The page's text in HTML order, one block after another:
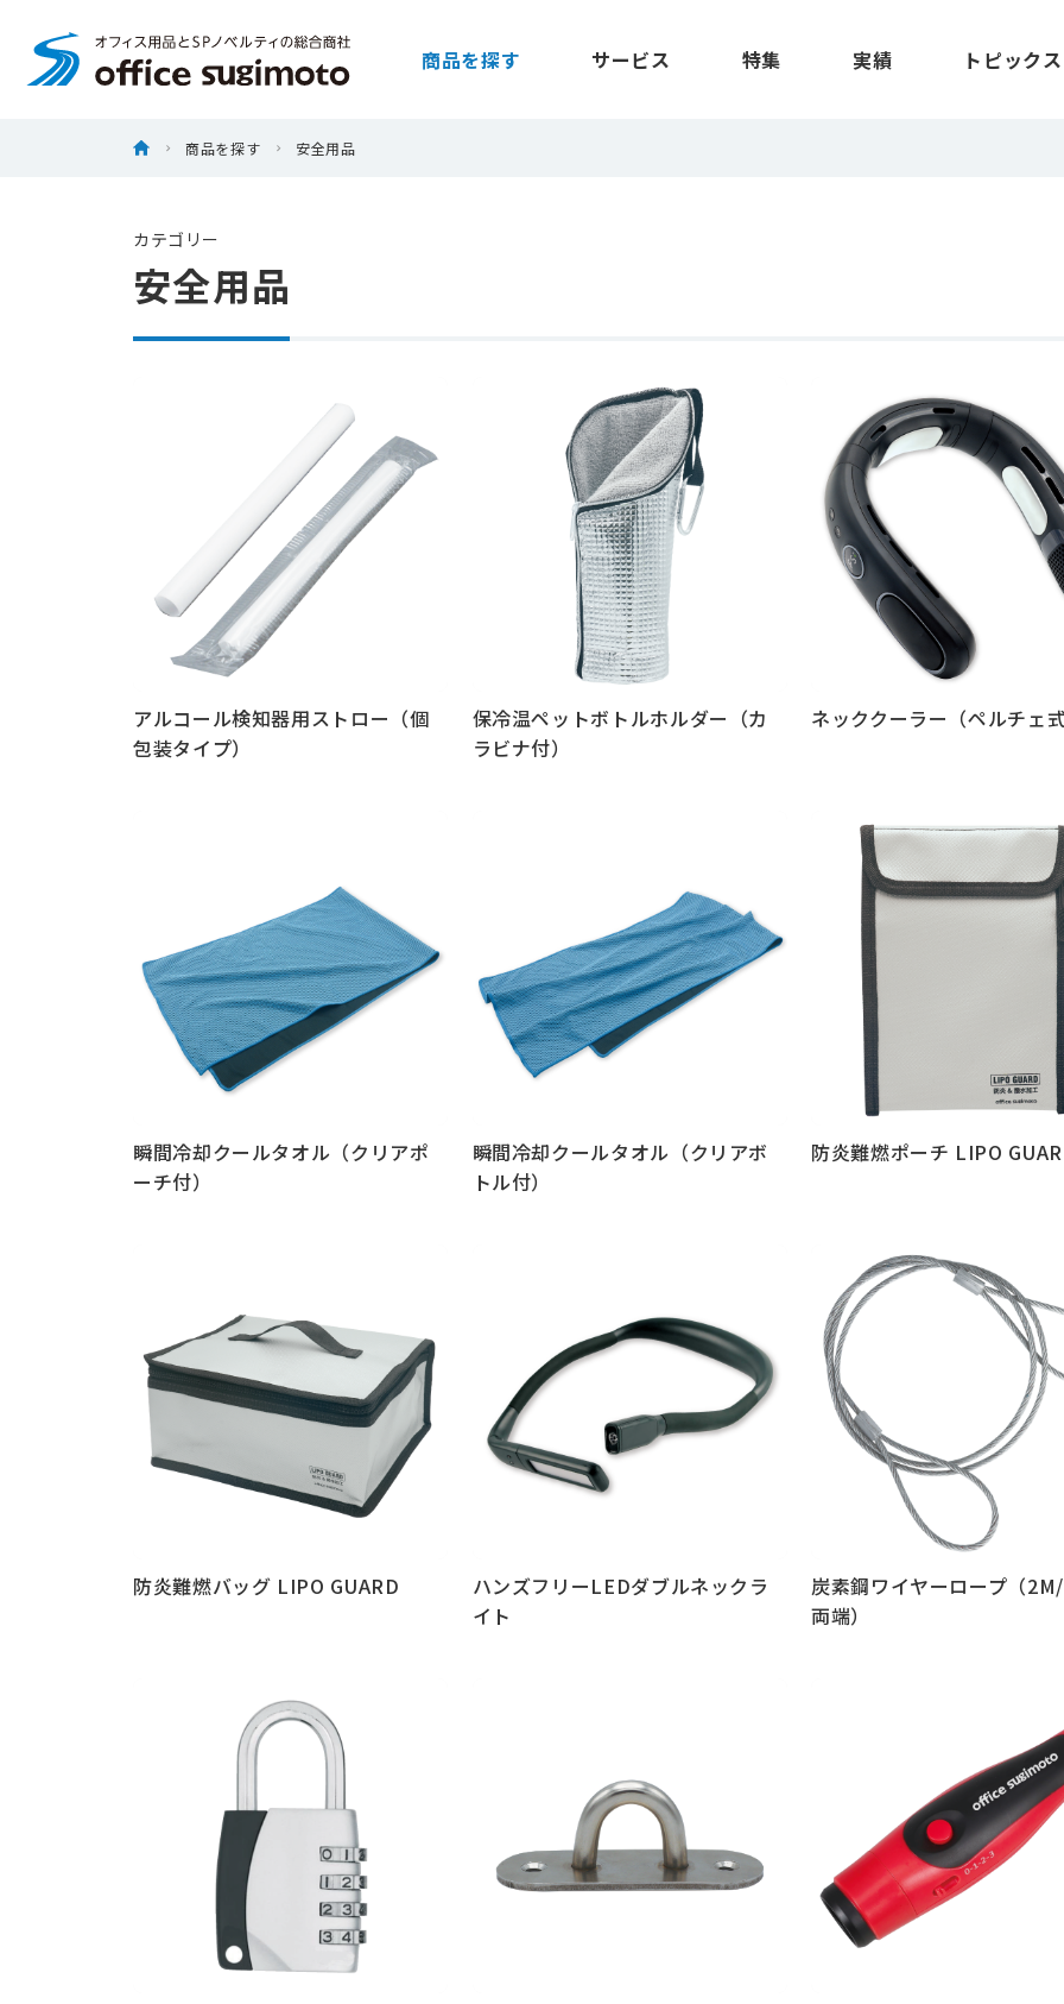
株式会社オフィススギモト 商品を探す サービス 特集 実績 トピックス
ホーム
商品を探す 安全用品
安全用品
カテゴリー
アルコール検知器用ストロー（個
包装タイプ）
保冷温ペットボトルホルダー（カ
ラビナ付）
ネッククーラー（ペルチェ
瞬間冷却クールタオル（クリアポ
ーチ付）
瞬間冷却クールタオル（クリアボ
トル付）
防炎難燃ポーチ LIPO
防炎難燃バッグ LIPO GUARD
ハンズフリーLEDダブルネックラ
イト
炭素鋼ワイヤーロープ（
両端）